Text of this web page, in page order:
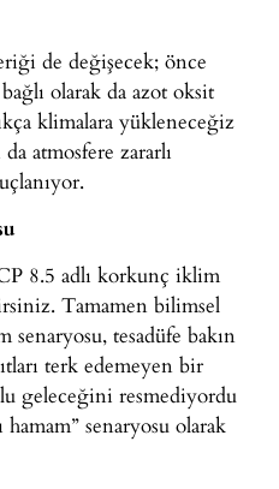
de değişecek; önce
olarak da azot oksit
klimalara yükleneceğiz
atmosfere zararlı
8.5 adlı korkunç iklim
Tamamen bilimsel
tesadüfe bakın
terk edemeyen bir
geleceğini resmediyordu
hamam” senaryosu olarak